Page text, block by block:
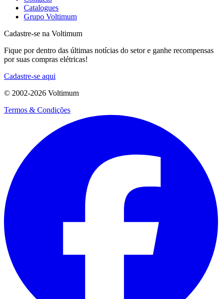
Catalogues
Grupo Voltimum
Cadastre-se na Voltimum
Fique por dentro das últimas notícias do setor e ganhe recompensas
por suas compras elétricas!
Cadastre-se aqui
© 2002-2026 Voltimum
Termos & Condições